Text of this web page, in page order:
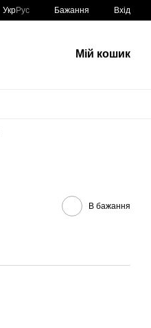
УкрРус Бажання Вхід
Мій кошик
В бажання